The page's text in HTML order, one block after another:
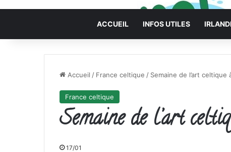
ACCUEIL INFOS UTILES
Accueil / France celtique / Semaine de l’art celtique
France celtique
Semaine de l’art
17/01